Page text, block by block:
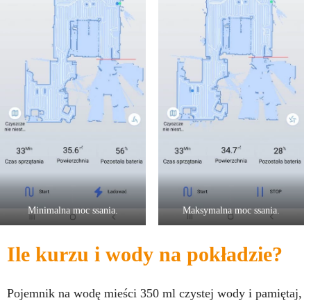
Minimalna moc ssania. Maksymalna moc ssania.
Ile kurzu i wody na pokładzie?
Pojemnik na wodę mieści 350 ml czystej wody i pamiętaj,